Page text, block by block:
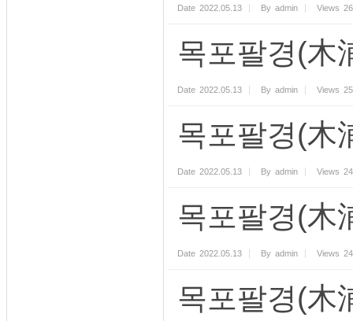
Date 2022.05.13 By admin Views
목포팔경(木
Date 2022.05.13 By admin Views
목포팔경(木
Date 2022.05.13 By admin Views
목포팔경(木
Date 2022.05.13 By admin Views
목포팔경(木